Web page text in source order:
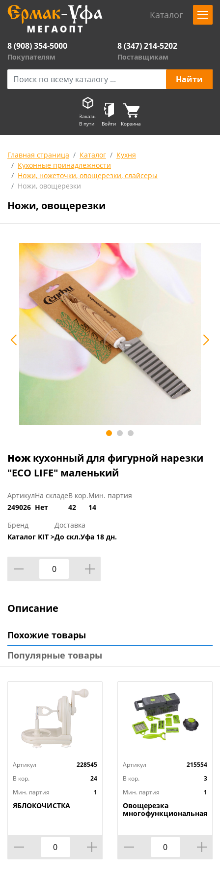
Каталог
8 (908) 354-5000
Покупателям
8 (347) 214-5202
Поставщикам
Заказы
В пути
Войти Корзина
Главная страница Каталог
Кухня
Кухонные принадлежности
Ножи, ножеточки, овощерезки, слайсеры
Ножи, овощерезки
Ножи, овощерезки
Нож кухонный для фигурной нарезки
"ECO LIFE" маленький
Артикул
249026
На складе
Нет
В кор.
42
Мин. партия
14
Бренд
Каталог KIT >
Доставка
До скл.Уфа 18 дн.
Описание
Похожие товары
Популярные товары
Артикул
228545
В кор.
24
Мин. партия
1
ЯБЛОКОЧИСТКА
Артикул
215554
В кор.
3
Мин. партия
1
Овощерезка
многофункциональная,